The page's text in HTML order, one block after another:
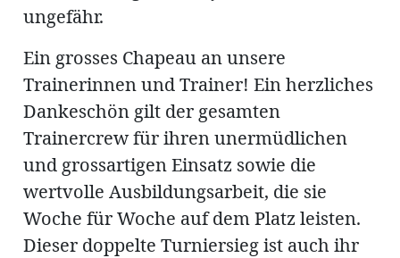
ungefähr.
Ein grosses Chapeau an unsere
Trainerinnen und Trainer! Ein herzliches
Dankeschön gilt der gesamten
Trainercrew für ihren unermüdlichen
und grossartigen Einsatz sowie die
wertvolle Ausbildungsarbeit, die sie
Woche für Woche auf dem Platz leisten.
Dieser doppelte Turniersieg ist auch ihr